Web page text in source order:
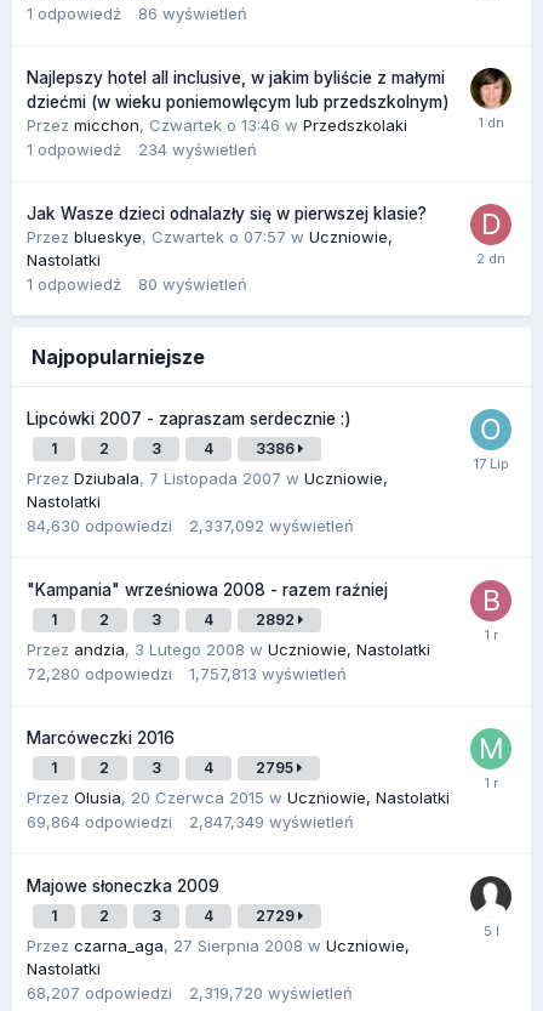
1 odpowiedź 86 wyświetleń
Najlepszy hotel all inclusive, w jakim byliście z małymi
dziećmi (w wieku poniemowlęcym lub przedszkolnym)
Przez micchon, Czwartek o 13:46 w Przedszkolaki
1 odpowiedź 234 wyświetleń
Jak Wasze dzieci odnalazły się w pierwszej klasie?
Przez blueskye, Czwartek o 07:57 w Uczniowie,
Nastolatki
1 odpowiedź 80 wyświetleń
Najpopularniejsze
Lipcówki 2007 - zapraszam serdecznie :)
1 2 3 4 3386
Przez Dziubala, 7 Listopada 2007 w Uczniowie,
Nastolatki
84,630 odpowiedzi 2,337,092 wyświetleń
"Kampania" wrześniowa 2008 - razem raźniej
1 2 3 4 2892
Przez andzia, 3 Lutego 2008 w Uczniowie, Nastolatki
72,280 odpowiedzi 1,757,813 wyświetleń
Marcóweczki 2016
1 2 3 4 2795
Przez Olusia, 20 Czerwca 2015 w Uczniowie, Nastolatki
69,864 odpowiedzi 2,847,349 wyświetleń
Majowe słoneczka 2009
1 2 3 4 2729
Przez czarna_aga, 27 Sierpnia 2008 w Uczniowie,
Nastolatki
68,207 odpowiedzi 2,319,720 wyświetleń